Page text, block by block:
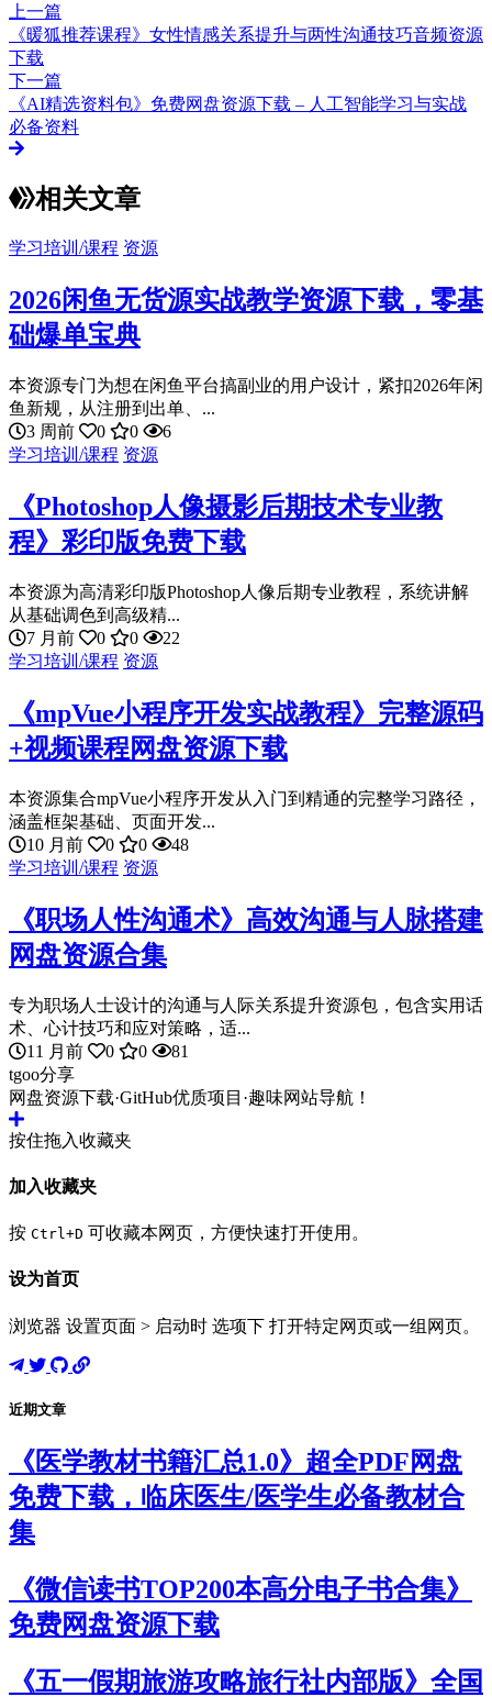
上一篇
《暖狐推荐课程》女性情感关系提升与两性沟通技巧音频资源
下载
下一篇
《AI精选资料包》免费网盘资源下载 – 人工智能学习与实战
必备资料
相关文章
学习培训/课程 资源
2026闲鱼无货源实战教学资源下载，零基
础爆单宝典
本资源专门为想在闲鱼平台搞副业的用户设计，紧扣2026年闲
鱼新规，从注册到出单、...
3 周前
0 0
6
学习培训/课程 资源
《Photoshop人像摄影后期技术专业教
程》彩印版免费下载
本资源为高清彩印版Photoshop人像后期专业教程，系统讲解
从基础调色到高级精...
7 月前
0 0
22
学习培训/课程 资源
《mpVue小程序开发实战教程》完整源码
+视频课程网盘资源下载
本资源集合mpVue小程序开发从入门到精通的完整学习路径，
涵盖框架基础、页面开发...
10 月前
0 0
48
学习培训/课程 资源
《职场人性沟通术》高效沟通与人脉搭建
网盘资源合集
专为职场人士设计的沟通与人际关系提升资源包，包含实用话
术、心计技巧和应对策略，适...
11 月前
0 0
81
tgoo分享
网盘资源下载·GitHub优质项目·趣味网站导航！
按住拖入收藏夹
加入收藏夹
按 Ctrl+D 可收藏本网页，方便快速打开使用。
设为首页
浏览器 设置页面 > 启动时 选项下 打开特定网页或一组网页。
近期文章
《医学教材书籍汇总1.0》超全PDF网盘
免费下载，临床医生/医学生必备教材合
集
《微信读书TOP200本高分电子书合集》
免费网盘资源下载
《五一假期旅游攻略旅行社内部版》全国